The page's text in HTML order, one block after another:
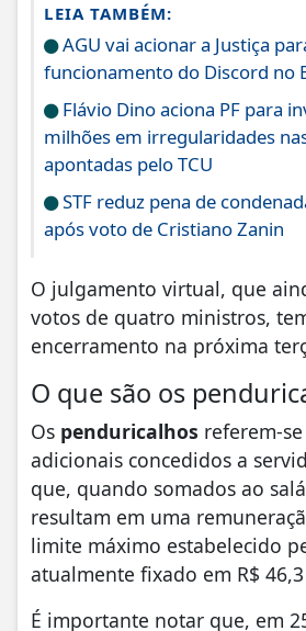
LEIA TAMBÉM:
AGU vai acionar a Justiça
funcionamento do Discord no
Flávio Dino aciona PF para
milhões em irregularidades
apontadas pelo TCU
STF reduz pena de
após voto de Cristiano Zanin
O julgamento virtual, que
votos de quatro ministros,
encerramento na próxima
O que são os
Os penduricalhos referem-
adicionais concedidos a
que, quando somados ao
resultam em uma
limite máximo estabelecido
atualmente fixado em R$
É importante notar que, em